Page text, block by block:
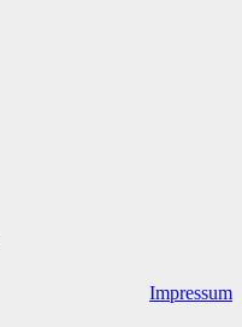
Impressum